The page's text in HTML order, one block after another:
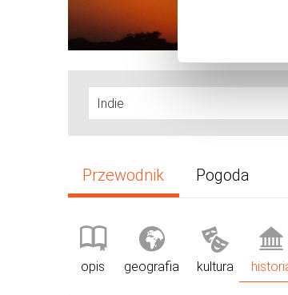
Przewodnik Pogoda
opis geografia kultura